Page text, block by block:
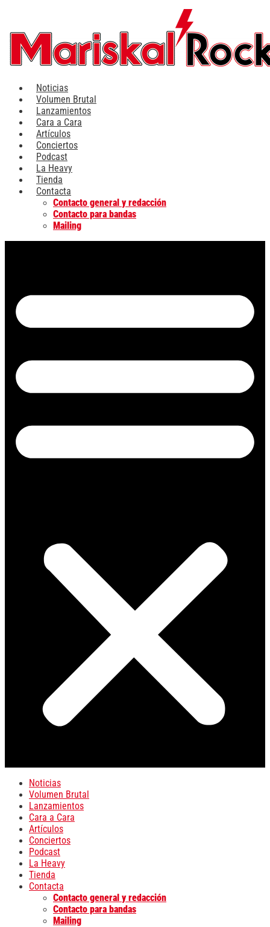
contenido
Noticias
Volumen Brutal
Lanzamientos
Cara a Cara
Artículos
Conciertos
Podcast
La Heavy
Tienda
Contacta
Contacto general y redacción
Contacto para bandas
Mailing
Noticias
Volumen Brutal
Lanzamientos
Cara a Cara
Artículos
Conciertos
Podcast
La Heavy
Tienda
Contacta
Contacto general y redacción
Contacto para bandas
Mailing